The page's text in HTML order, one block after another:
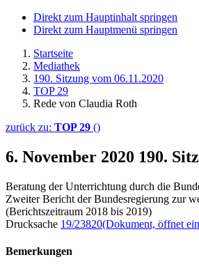
Direkt zum Hauptinhalt springen
Direkt zum Hauptmenü springen
Startseite
Mediathek
190. Sitzung vom 06.11.2020
TOP 29
Rede von Claudia Roth
zurück zu: TOP 29 ()
6. November 2020 190.
Beratung der Unterrichtung durch die
Zweiter Bericht der Bundesregierung zur
(Berichtszeitraum 2018 bis 2019)
Drucksache 19/23820(Dokument, öffnet
Bemerkungen